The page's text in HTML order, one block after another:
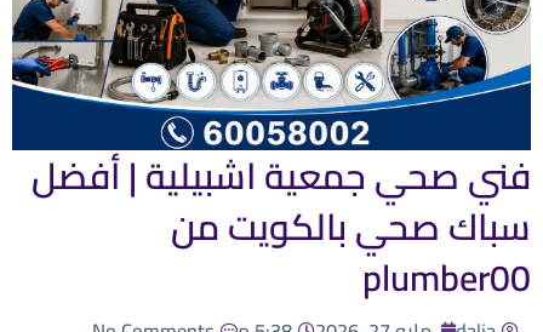
فني صحي جمعية اشبيلية | أفضل
سباك صحي بالكويت من
plumber00